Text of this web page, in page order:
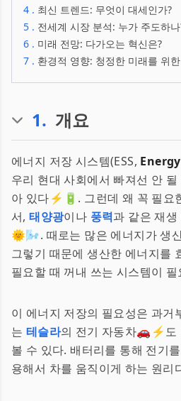
4 . 최신 트렌드: 무엇이 대세인가?
5 . 전세계 시장 분석: 누가 주도하
6 . 미래 전망: 다가오는 혁신은?
7 . 환경적 영향: 청정한 미래를 위
1. 개요
에너지 저장 시스템(ESS,
우리 현대 사회에서 빠져선 안
아 있다⚡🔋. 그런데 왜 꼭 필요
서,태양광이나 풍력과 같은 재
🌞🌬️. 때로는 많은 에너지가 생
그렇기 때문에 생산한 에너지를
필요할 때 꺼내 쓰는 시스템이
이 에너지 저장의 필요성은 과거
는 테슬라의 전기 자동차🚗⚡도
볼 수 있다. 배터리를 통해 전기
용해서 차를 움직이게 하는 원리